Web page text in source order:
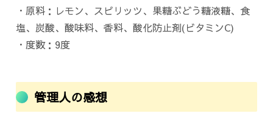
・原料：レモン、スピリッツ、果糖ぶどう糖液糖、食
塩、炭酸、酸味料、香料、酸化防止剤(ビタミンC)
・度数：9度
管理人の感想